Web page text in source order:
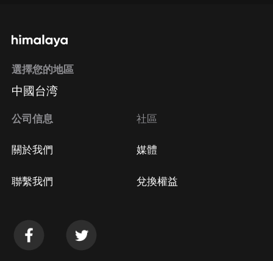
選擇您的地區
中國台湾
公司信息
關於我們
聯繫我們
社區
媒體
兌換權益